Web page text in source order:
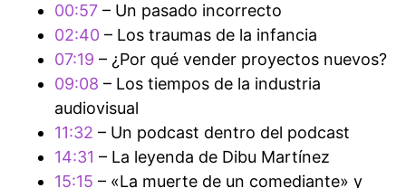
00:57 – Un pasado incorrecto
02:40 – Los traumas de la infancia
07:19 – ¿Por qué vender proyectos nuevos?
09:08 – Los tiempos de la industria
audiovisual
11:32 – Un podcast dentro del podcast
14:31 – La leyenda de Dibu Martínez
15:15 – «La muerte de un comediante» y